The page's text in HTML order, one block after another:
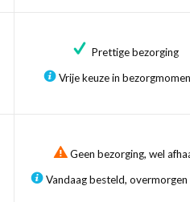
Prettige bezorging
Vrije keuze in
Geen bezorging, wel
Vandaag besteld, overmorgen